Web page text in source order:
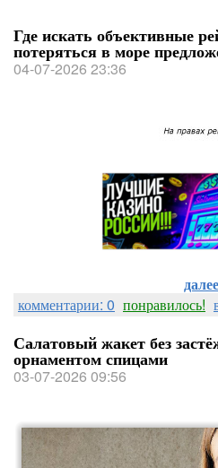
Где искать объективные
потеряться в море
04-07-2026 23:36
далее
комментарии: 0 понравилось!
Салатовый жакет без
орнаментом спицами
03-07-2026 09:56